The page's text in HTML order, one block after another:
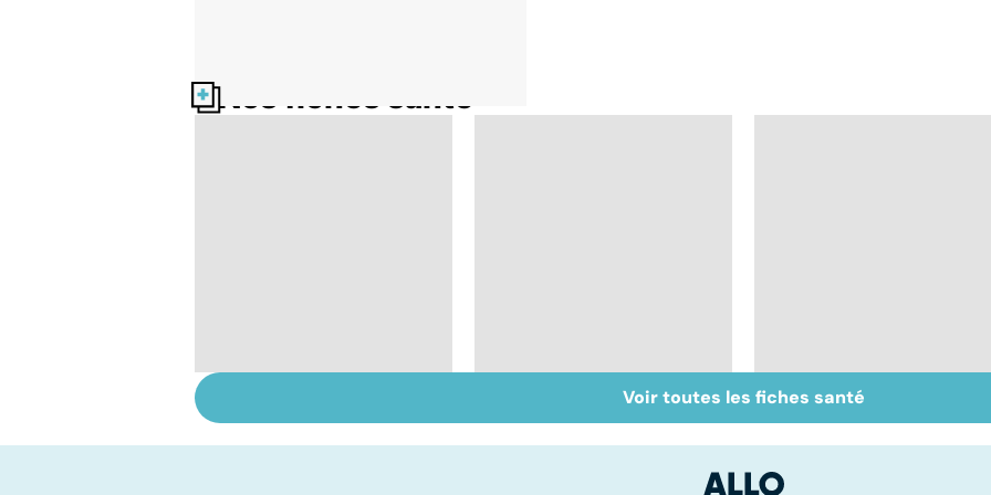
Nos fiches santé
digestion ?
Syndrome de
l'intestin irritable : un
Ostéopathie, une
thérapie manuelle
Voir toutes les fiches santé